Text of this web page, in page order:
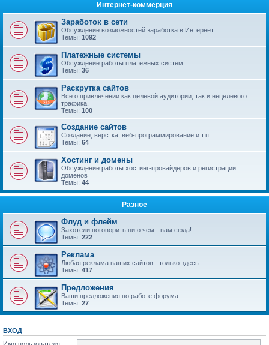
Интернет-коммерция
Заработок в сети
Обсуждение возможностей заработка в Интернет
Темы: 1092
Платежные системы
Обсуждение работы платежных систем
Темы: 36
Раскрутка сайтов
Всё о привлечении как целевой аудитории, так и нецелевого
трафика.
Темы: 100
Создание сайтов
Создание, верстка, веб-программирование и т.п.
Темы: 64
Хостинг и домены
Обсуждение работы хостинг-провайдеров и регистрации
доменов
Темы: 44
Разное
Флуд и флейм
Захотели поговорить ни о чем - вам сюда!
Темы: 222
Реклама
Любая реклама ваших сайтов - только здесь.
Темы: 417
Предложения
Ваши предложения по работе форума
Темы: 27
ВХОД